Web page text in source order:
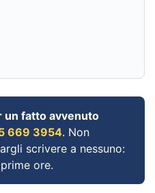
un fatto avvenuto
669 3954. Non
scrivere a nessuno:
ore.